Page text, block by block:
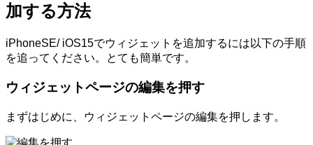
加する方法
iPhoneSE/ iOS15でウィジェットを追加するには以下の手順
を追ってください。とても簡単です。
ウィジェットページの編集を押す
まずはじめに、ウィジェットページの編集を押します。